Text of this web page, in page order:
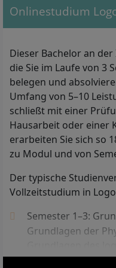
Mit Ihrem Bachelor in
Logopäde bzw.
IU Internationalen
werden, wenn Sie
fachgebundene
Ausbildung als
Onlinestudium
Dieser Bachelor an
die Sie im Laufe von 3
belegen und
Umfang von 5–10
schließt mit einer
Hausarbeit oder einer
erarbeiten Sie sich so
zu Modul und von
Der typische
Vollzeitstudium in
Semester 1–3:
Grundlagen der
Kommunikation